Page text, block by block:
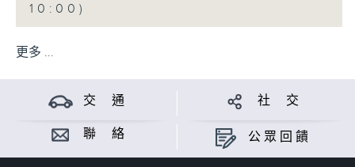
10:00)
更多 ...
交 通 社 交
聯 絡 公眾回饋